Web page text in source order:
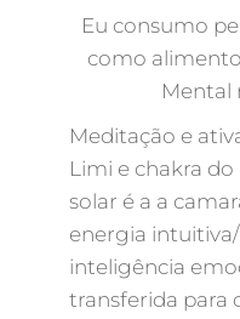
Eu consumo
como
Mental
Meditação e
Limi e chakra do
solar é a a
energia
inteligência
transferida para